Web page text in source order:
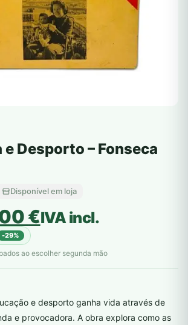
e Desporto – Fonseca
Disponível em loja
€IVA incl.
-29%
ao escolher segunda mão
e desporto ganha vida através de
e provocadora. A obra explora como as